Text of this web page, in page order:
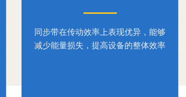
同步带在传动效率上表现优异，能够
减少能量损失，提高设备的整体效率